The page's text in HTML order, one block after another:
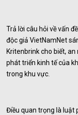
Trả lời câu hỏi về vấn
độc giả VietNamNet
Kritenbrink cho biết,
phát triển kinh tế của
trong khu vực.
Điều quan trọng là luật